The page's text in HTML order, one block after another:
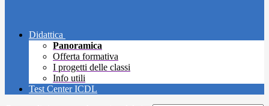
Didattica
Panoramica
Offerta formativa
I progetti delle classi
Info utili
Test Center ICDL